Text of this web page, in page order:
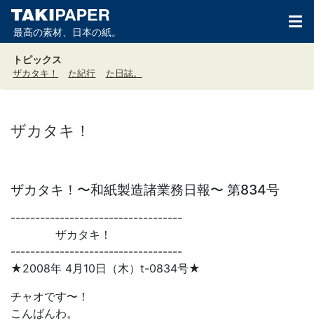
最高の素材、日本の紙。
トピックス
ザカタキ！ た紀行 た日誌。
ザカタキ！
ザカタキ！〜和紙製造諸業務日報〜 第834号
-----------------------------------
ザカタキ！
-----------------------------------
★2008年 4月10日（木）t-0834号★
チャオです〜！
こんばんわ。